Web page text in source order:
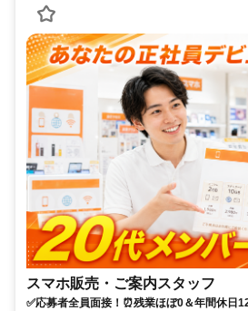
スマホ販売・ご案内スタッフ
✅応募者全員面接！⏰残業ほぼ0＆年間休日